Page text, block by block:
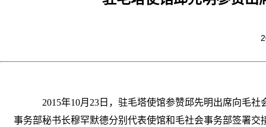
2015年10月23日，驻毛塔使馆参赞邱先明出席向毛
事务部秘书长穆罕默德分别代表使馆和毛社会事务部签署交